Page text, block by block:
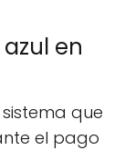
en
que
el pago